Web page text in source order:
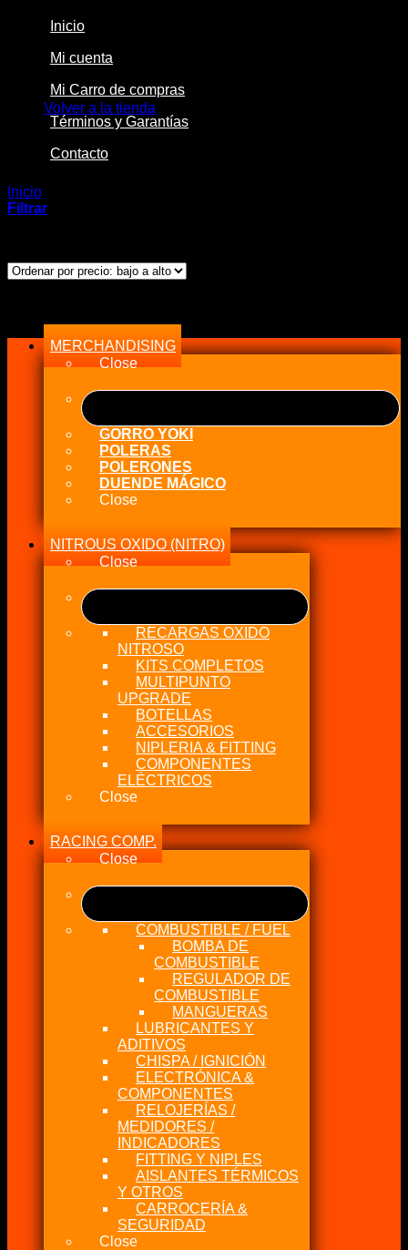
Volver a la tienda
Inicio
Mi cuenta
Mi Carro de compras
Términos y Garantías
Contacto
Inicio
Filtrar
MERCHANDISING
Close
GORRO YOKI
POLERAS
POLERONES
DUENDE MÁGICO
Close
NITROUS OXIDO (NITRO)
Close
RECARGAS OXIDO
NITROSO
KITS COMPLETOS
MULTIPUNTO
UPGRADE
BOTELLAS
ACCESORIOS
NIPLERIA & FITTING
COMPONENTES
ELÉCTRICOS
Close
RACING COMP.
Close
COMBUSTIBLE / FUEL
BOMBA DE
COMBUSTIBLE
REGULADOR DE
COMBUSTIBLE
MANGUERAS
LUBRICANTES Y
ADITIVOS
CHISPA / IGNICIÓN
ELECTRÓNICA &
COMPONENTES
RELOJERÍAS /
MEDIDORES /
INDICADORES
FITTING Y NIPLES
AISLANTES TÉRMICOS
Y OTROS
CARROCERÍA &
SEGURIDAD
Close